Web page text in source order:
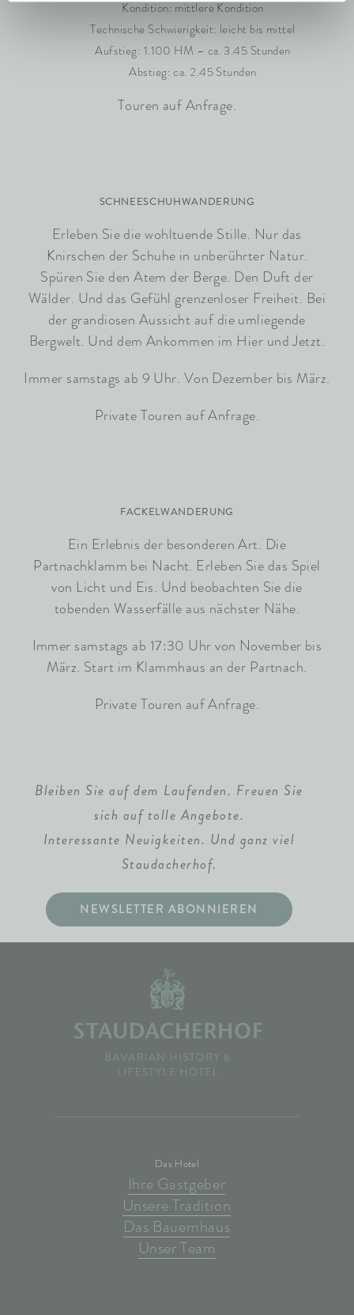
Kondition: mittlere Kondition
Technische Schwierigkeit: leicht bis mittel
Aufstieg: 1.100 HM – ca. 3.45 Stunden
Abstieg: ca. 2.45 Stunden
Touren auf Anfrage.
SCHNEESCHUHWANDERUNG
Erleben Sie die wohltuende Stille. Nur das
Knirschen der Schuhe in unberührter Natur.
Spüren Sie den Atem der Berge. Den Duft der
Wälder. Und das Gefühl grenzenloser Freiheit. Bei
der grandiosen Aussicht auf die umliegende
Bergwelt. Und dem Ankommen im Hier und Jetzt.
Immer samstags ab 9 Uhr. Von Dezember bis März.
Private Touren auf Anfrage.
FACKELWANDERUNG
Ein Erlebnis der besonderen Art. Die
Partnachklamm bei Nacht. Erleben Sie das Spiel
von Licht und Eis. Und beobachten Sie die
tobenden Wasserfälle aus nächster Nähe.
Immer samstags ab 17:30 Uhr von November bis
März. Start im Klammhaus an der Partnach.
Private Touren auf Anfrage.
Bleiben Sie auf dem Laufenden. Freuen Sie
sich auf tolle Angebote.
Interessante Neuigkeiten. Und ganz viel
Staudacherhof.
NEWSLETTER ABONNIEREN
Das Hotel
Ihre Gastgeber
Unsere Tradition
Das Bauernhaus
Unser Team